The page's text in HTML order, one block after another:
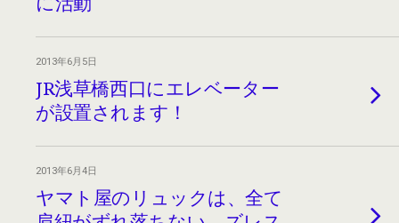
2013年6月5日
JR浅草橋西口にエレベーター
が設置されます！
2013年6月4日
ヤマト屋のリュックは、全て